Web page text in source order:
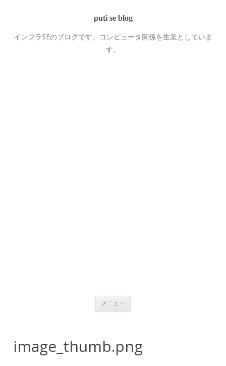
puti se blog
インフラSEのブログです。コンピュータ関係を生業としていま
す。
メニュー コンテンツへ移動
image_thumb.png